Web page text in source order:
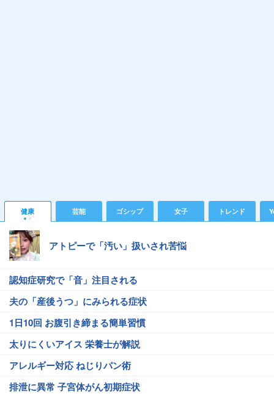
健康 芸能 ゴシップ 女子 トレンド
アトピーで「汚い」扱いされ苦悩
認知症研究で「音」注目される
夫の「産後うつ」にみられる症状
1日10回 お腹引き締まる簡単習慣
太りにくいアイス 栄養士が解説
アレルギー対応 ねじりパン術
排泄に異常 子宮体がん初期症状